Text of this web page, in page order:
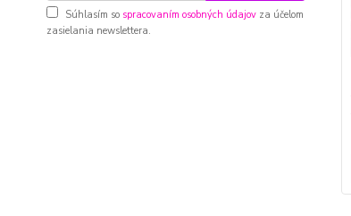
Súhlasím so spracovaním osobných údajov za účelom
zasielania newslettera.